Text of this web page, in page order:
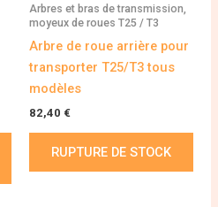
Arbres et bras de transmission,
moyeux de roues T25 / T3
Arbre de roue arrière pour
transporter T25/T3 tous
modèles
82,40 €
RUPTURE DE STOCK